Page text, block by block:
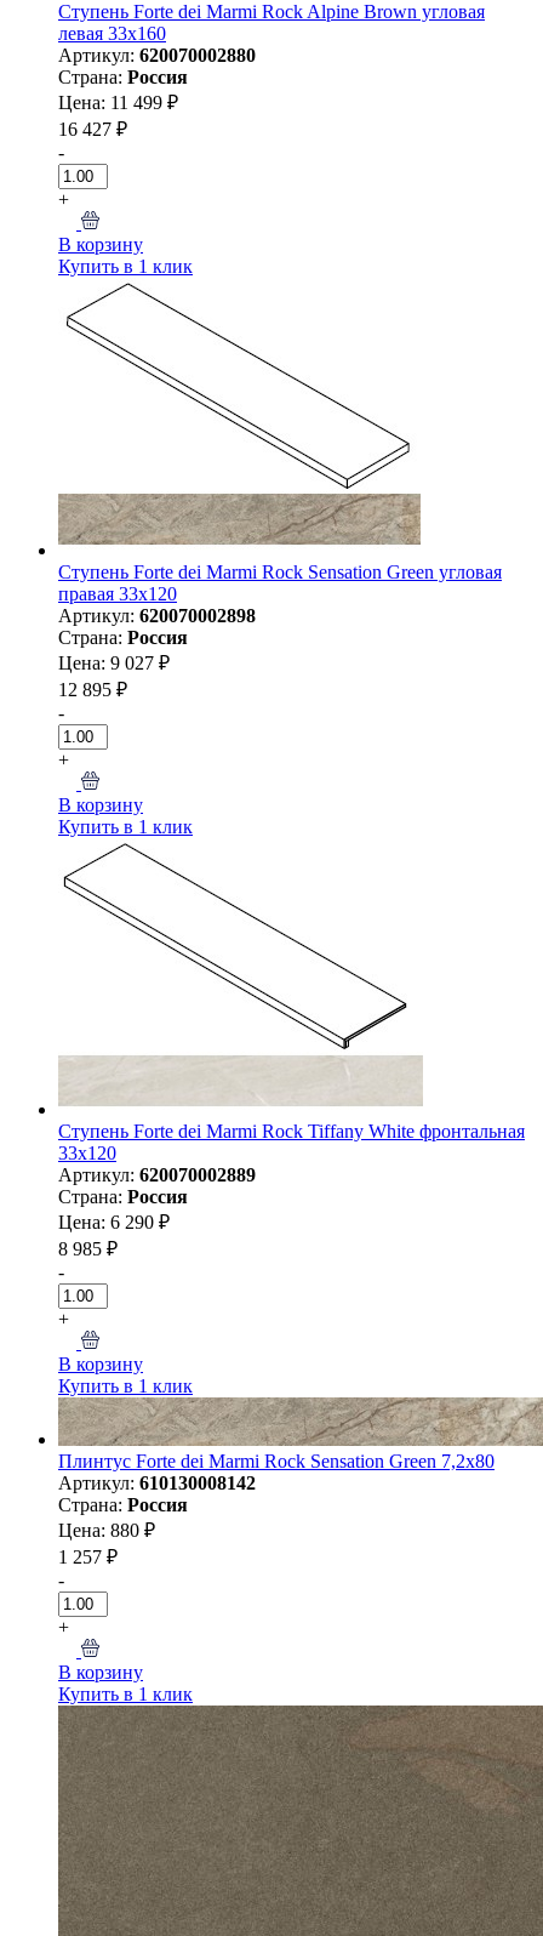
Ступень Forte dei Marmi Rock Alpine Brown угловая
левая 33x160
Артикул: 620070002880
Страна: Россия
Цена: 11 499 ₽
16 427 ₽
-
+
В корзину
Купить в 1 клик
Ступень Forte dei Marmi Rock Sensation Green угловая
правая 33x120
Артикул: 620070002898
Страна: Россия
Цена: 9 027 ₽
12 895 ₽
-
+
В корзину
Купить в 1 клик
Ступень Forte dei Marmi Rock Tiffany White фронтальная
33x120
Артикул: 620070002889
Страна: Россия
Цена: 6 290 ₽
8 985 ₽
-
+
В корзину
Купить в 1 клик
Плинтус Forte dei Marmi Rock Sensation Green 7,2x80
Артикул: 610130008142
Страна: Россия
Цена: 880 ₽
1 257 ₽
-
+
В корзину
Купить в 1 клик